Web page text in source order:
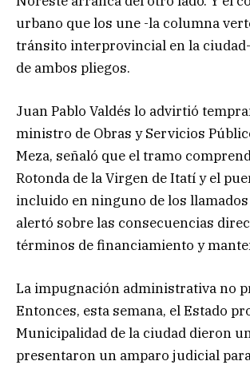
urbano que los une -la columna
tránsito interprovincial en la
de ambos pliegos.
Juan Pablo Valdés lo advirtió
ministro de Obras y Servicios
Meza, señaló que el tramo
Rotonda de la Virgen de Itatí y el
incluido en ninguno de los
alertó sobre las consecuencias
términos de financiamiento y
La impugnación administrativa no
Entonces, esta semana, el Estado
Municipalidad de la ciudad dieron
presentaron un amparo judicial